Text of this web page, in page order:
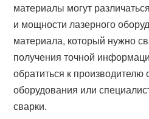
материалы могут
и мощности лазерного
материала, который нужно
получения точной
обратиться к производителю
оборудования или
сварки.